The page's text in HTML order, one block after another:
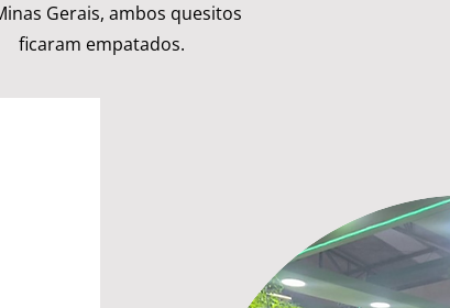
Gerais, ambos quesitos
ficaram empatados.